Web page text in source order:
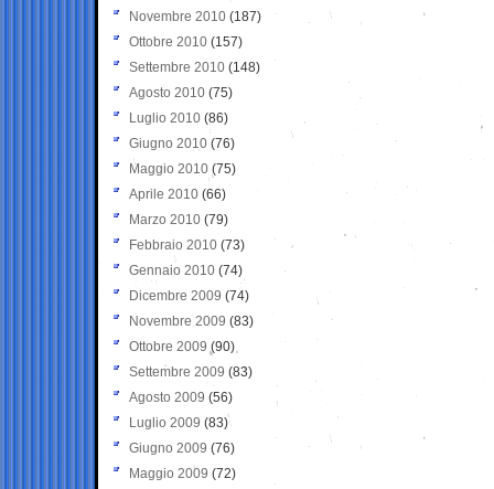
Novembre 2010 (187)
Ottobre 2010 (157)
Settembre 2010 (148)
Agosto 2010 (75)
Luglio 2010 (86)
Giugno 2010 (76)
Maggio 2010 (75)
Aprile 2010 (66)
Marzo 2010 (79)
Febbraio 2010 (73)
Gennaio 2010 (74)
Dicembre 2009 (74)
Novembre 2009 (83)
Ottobre 2009 (90)
Settembre 2009 (83)
Agosto 2009 (56)
Luglio 2009 (83)
Giugno 2009 (76)
Maggio 2009 (72)